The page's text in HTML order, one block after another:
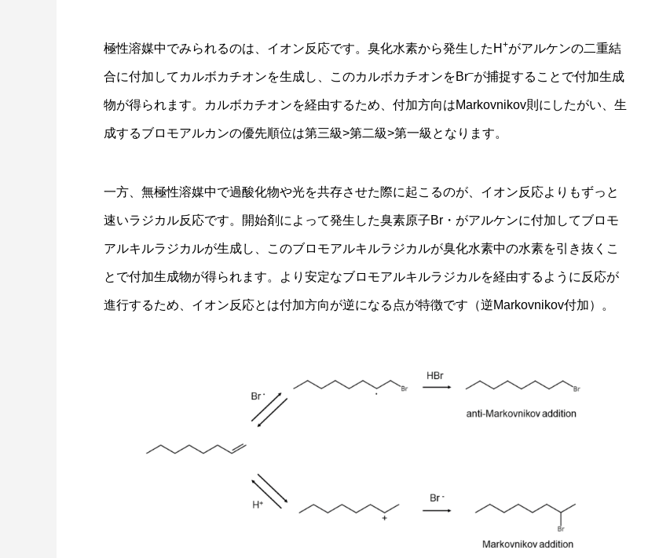
極性溶媒中でみられるのは、イオン反応です。臭化水素から発生したH +がアルケンの二重結
合に付加してカルボカチオンを生成し、このカルボカチオンをBr–が捕捉することで付加生成
物が得られます。カルボカチオンを経由するため、付加方向はMarkovnikov則にしたがい、生
成するブロモアルカンの優先順位は第三級>第二級>第一級となります。
一方、無極性溶媒中で過酸化物や光を共存させた際に起こるのが、イオン反応よりもずっと
速いラジカル反応です。開始剤によって発生した臭素原子Br・がアルケンに付加してブロモ
アルキルラジカルが生成し、このブロモアルキルラジカルが臭化水素中の水素を引き抜くこ
とで付加生成物が得られます。より安定なブロモアルキルラジカルを経由するように反応が
進行するため、イオン反応とは付加方向が逆になる点が特徴です（逆Markovnikov付加）。